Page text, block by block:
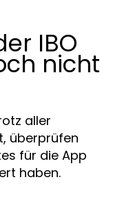
IBO
nicht
aller
überprüfen
für die App
haben.